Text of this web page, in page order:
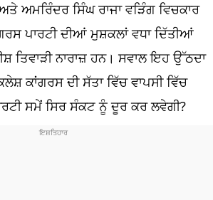
ਅਮਰਿੰਦਰ ਸਿੰਘ ਰਾਜਾ ਵੜਿੰਗ ਵਿਚਕਾਰ
ਪਾਰਟੀ ਦੀਆਂ ਮੁਸ਼ਕਲਾਂ ਵਧਾ ਦਿੱਤੀਆਂ
ਤਿਵਾੜੀ ਨਾਰਾਜ਼ ਹਨ। ਸਵਾਲ ਇਹ ਉੱਠਦਾ
ਕਾਂਗਰਸ ਦੀ ਸੱਤਾ ਵਿੱਚ ਵਾਪਸੀ ਵਿੱਚ
ਸਮੇਂ ਸਿਰ ਸੰਕਟ ਨੂੰ ਦੂਰ ਕਰ ਲਵੇਗੀ?